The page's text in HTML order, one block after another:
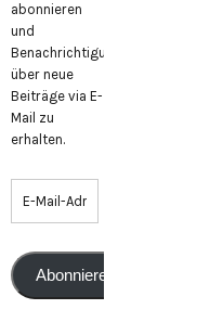
abonnieren
und
Benachrichtigungen
über neue
Beiträge via E-
Mail zu
erhalten.
Abonnieren